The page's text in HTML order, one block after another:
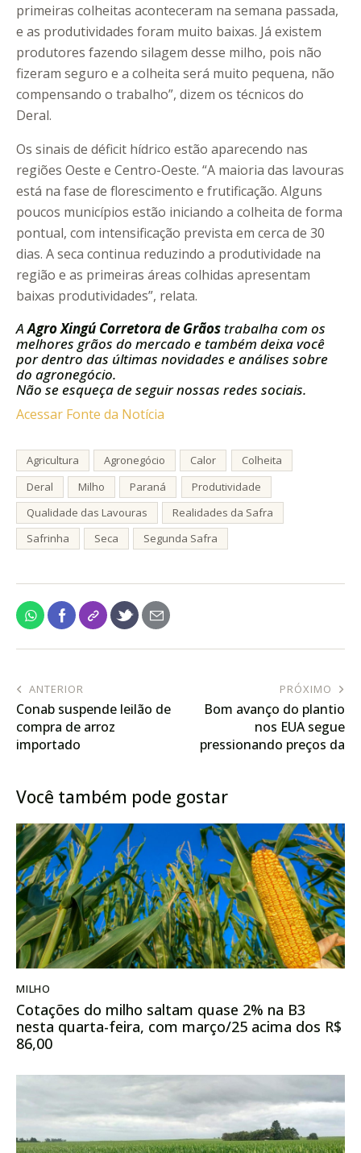
primeiras colheitas aconteceram na semana passada,
e as produtividades foram muito baixas. Já existem
produtores fazendo silagem desse milho, pois não
fizeram seguro e a colheita será muito pequena, não
compensando o trabalho”, dizem os técnicos do
Deral.
Os sinais de déficit hídrico estão aparecendo nas
regiões Oeste e Centro-Oeste. “A maioria das lavouras
está na fase de florescimento e frutificação. Alguns
poucos municípios estão iniciando a colheita de forma
pontual, com intensificação prevista em cerca de 30
dias. A seca continua reduzindo a produtividade na
região e as primeiras áreas colhidas apresentam
baixas produtividades”, relata.
AAgro Xingú Corretora de Grãos trabalha com os
melhores grãos do mercado e também deixa você
por dentro das últimas novidades e análises sobre
do agronegócio.
Não se esqueça de seguir nossas redes sociais.
Acessar Fonte da Notícia
Agricultura Agronegócio Calor
Colheita
Deral
Milho Paraná
Produtividade
Qualidade das Lavouras
Realidades da Safra
Safrinha
Seca Segunda Safra
ANTERIOR
Conab suspende leilão de
compra de arroz
importado
PRÓXIMO
Bom avanço do plantio
nos EUA segue
pressionando preços da
Você também pode gostar
MILHO
Cotações do milho saltam quase 2% na B3
nesta quarta-feira, com março/25 acima dos R$
86,00